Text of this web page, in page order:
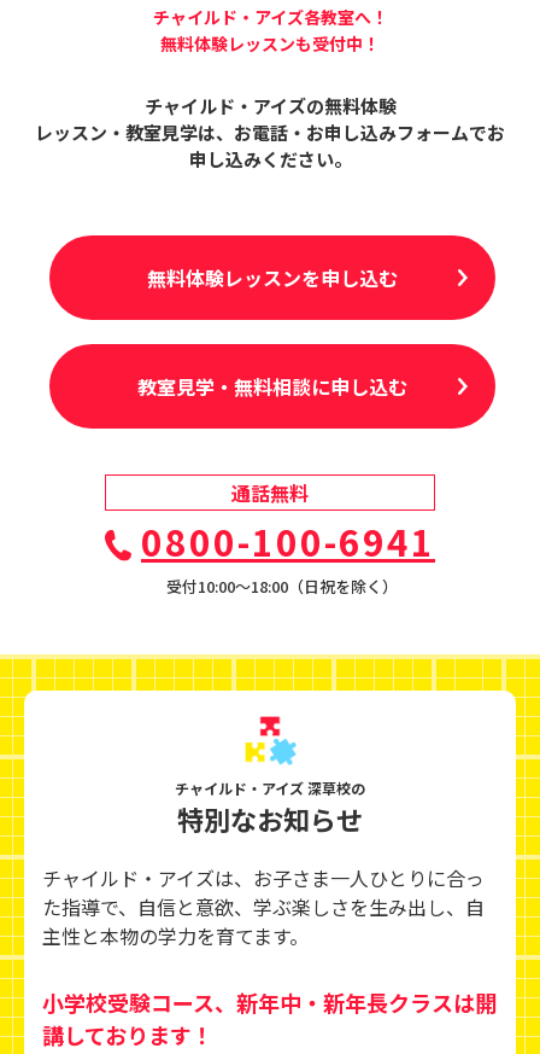
チャイルド・アイズ各教室へ！
無料体験レッスンも受付中！
チャイルド・アイズの無料体験
レッスン・教室見学は、 お電話・お申し込みフォームでお
申し込みください。
無料体験レッスンを申し込む
教室見学・無料相談に申し込む
通話無料
0800-100-6941
受付10:00〜18:00（日祝を除く）
チャイルド・アイズ 深草校の
特別なお知らせ
チャイルド・アイズは、お子さま一人ひとりに合っ
た指導で、自信と意欲、学ぶ楽しさを生み出し、 自
主性と本物の学力を育てます。
小学校受験コース、新年中・新年長クラスは開
講しております！